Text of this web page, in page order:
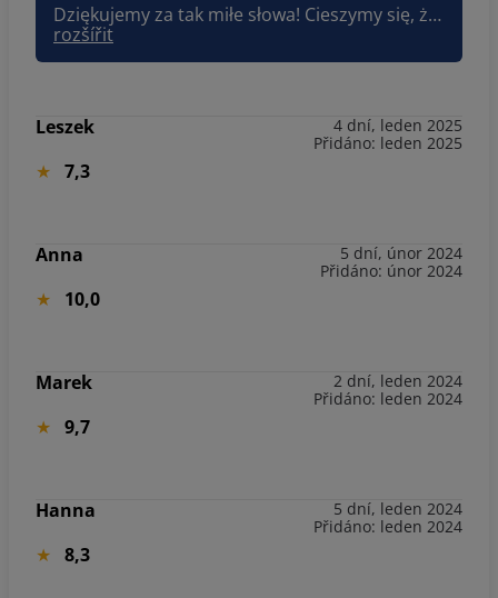
Dziękujemy za tak miłe słowa! Cieszymy się, że apartament spełnił Państwa oczekiwania. Dziękujemy za sugestię dotyczącą zmywarki — weźmiemy to pod uwagę przy dalszym wyposażaniu apartamentu. Pozdrawiam, Joanna Sun&Snow
rozšířit
Leszek
4 dní, leden 2025
Přidáno: leden 2025
7,3
Anna
5 dní, únor 2024
Přidáno: únor 2024
10,0
Marek
2 dní, leden 2024
Přidáno: leden 2024
9,7
Hanna
5 dní, leden 2024
Přidáno: leden 2024
8,3